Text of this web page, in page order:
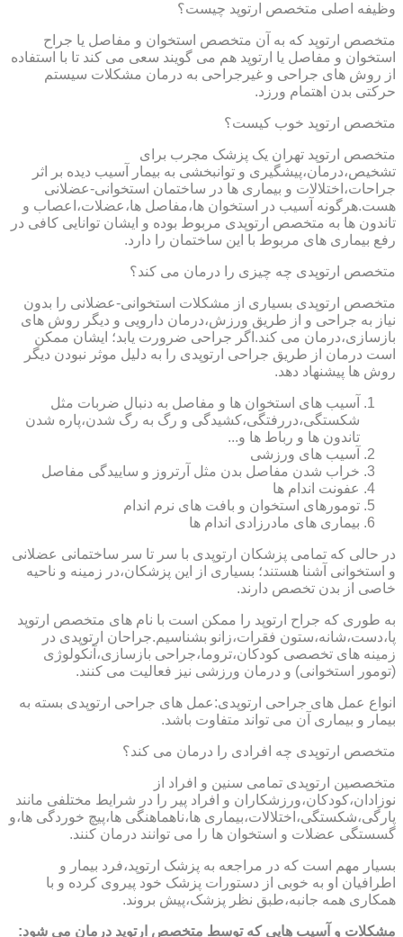
وظیفه اصلی متخصص ارتوپد چیست؟
متخصص ارتوپد که به آن متخصص استخوان و مفاصل یا جراح
استخوان و مفاصل یا ارتوپد هم می گویند سعی می کند تا با استفاده
از روش های جراحی و غیرجراحی به درمان مشکلات سیستم
حرکتی بدن اهتمام ورزد.
متخصص ارتوپد خوب کیست؟
متخصص ارتوپد تهران یک پزشک مجرب برای
تشخیص،درمان،پیشگیری و توانبخشی به بیمار آسیب دیده بر اثر
جراحات،اختلالات و بیماری ها در ساختمان استخوانی-عضلانی
هست.هرگونه آسیب در استخوان ها،مفاصل ها،عضلات،اعصاب و
تاندون ها به متخصص ارتوپدی مربوط بوده و ایشان توانایی کافی در
رفع بیماری های مربوط با این ساختمان را دارد.
متخصص ارتوپدی چه چیزی را درمان می کند؟
متخصص ارتوپدی بسیاری از مشکلات استخوانی-عضلانی را بدون
نیاز به جراحی و از طریق ورزش،درمان دارویی و دیگر روش های
بازسازی،درمان می کند.اگر جراحی ضرورت یابد؛ ایشان ممکن
است درمان از طریق جراحی ارتوپدی را به دلیل موثر نبودن دیگر
روش ها پیشنهاد دهد.
آسیب های استخوان ها و مفاصل به دنبال ضربات مثل
شکستگی،دررفتگی،کشیدگی و رگ به رگ شدن،پاره شدن
تاندون ها و رباط ها و...
آسیب های ورزشی
خراب شدن مفاصل بدن مثل آرتروز و ساییدگی مفاصل
عفونت اندام ها
تومورهای استخوان و بافت های نرم اندام
بیماری های مادرزادی اندام ها
در حالی که تمامی پزشکان ارتوپدی با سر تا سر ساختمانی عضلانی
و استخوانی آشنا هستند؛ بسیاری از این پزشکان،در زمینه و ناحیه
خاصی از بدن تخصص دارند.
به طوری که جراح ارتوپد را ممکن است با نام های متخصص ارتوپد
پا،دست،شانه،ستون فقرات،زانو بشناسیم.جراحان ارتوپدی در
زمینه های تخصصی کودکان،تروما،جراحی بازسازی،آنکولوژی
(تومور استخوانی) و درمان ورزشی نیز فعالیت می کنند.
انواع عمل های جراحی ارتوپدی:عمل های جراحی ارتوپدی بسته به
بیمار و بیماری آن می تواند متفاوت باشد.
متخصص ارتوپدی چه افرادی را درمان می کند؟
متخصصین ارتوپدی تمامی سنین و افراد از
نوزادان،کودکان،ورزشکاران و افراد پیر را در شرایط مختلفی مانند
پارگی،شکستگی،اختلالات،بیماری ها،ناهماهنگی ها،پیچ خوردگی ها،و
گسستگی عضلات و استخوان ها را می توانند درمان کنند.
بسیار مهم است که در مراجعه به پزشک ارتوپد،فرد بیمار و
اطرافیان او به خوبی از دستورات پزشک خود پیروی کرده و با
همکاری همه جانبه،طبق نظر پزشک،پیش بروند.
مشکلات و آسیب هایی که توسط متخصص ارتوپد درمان می شود: